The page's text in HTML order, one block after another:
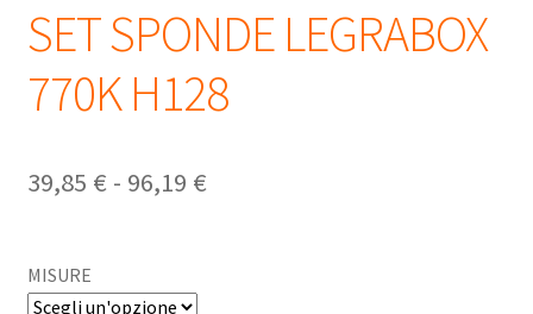
SET SPONDE LEGRABOX
770K H128
39,85 € - 96,19 €
MISURE